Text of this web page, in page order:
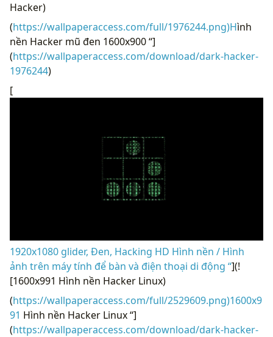
Hacker)
(https://wallpaperaccess.com/full/1976244.png)Hình
nền Hacker mũ đen 1600x900 “]
(https://wallpaperaccess.com/download/dark-hacker-
1976244)
[
1920x1080 glider, Đen, Hacking HD Hình nền / Hình
ảnh trên máy tính để bàn và điện thoại di động “](!
[1600x991 Hình nền Hacker Linux)
(https://wallpaperaccess.com/full/2529609.png)1600x9
91 Hình nền Hacker Linux “]
(https://wallpaperaccess.com/download/dark-hacker-